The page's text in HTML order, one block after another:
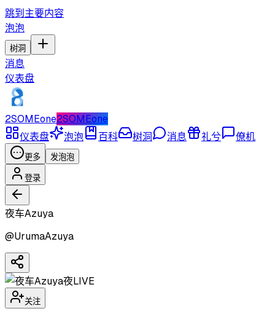
跳到主要内容
泡泡
树洞
消息
仪表盘
2SOMEone2SOMEone
仪表盘
泡泡 百科 树洞 消息 礼兮 僚机
更多 发泡泡
登录
夜车Azuya
@UrumaAzuya
夜LIVE
关注